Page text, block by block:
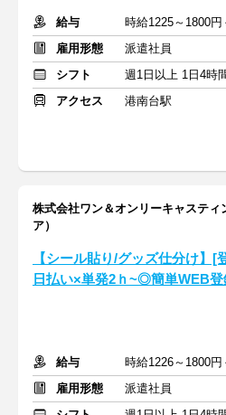
給与
時給1225～1800
雇用形態
派遣社員
シフト
週1日以上 1日4時
アクセス
港南台駅
株式会社ワン＆オンリーキャスティ
ア）
【シール貼り/グッズ仕分け】
日払い×単発2ｈ~◎簡単WEB登
給与
時給1226～1800
雇用形態
派遣社員